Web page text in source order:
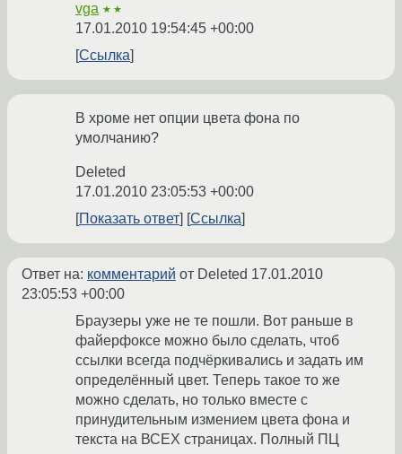
vga ★★
17.01.2010 19:54:45 +00:00
Ссылка
В хроме нет опции цвета фона по
умолчанию?
Deleted
17.01.2010 23:05:53 +00:00
Показать ответ
Ссылка
Ответ на: комментарий от Deleted 17.01.2010
23:05:53 +00:00
Браузеры уже не те пошли. Вот раньше в
файерфоксе можно было сделать, чтоб
ссылки всегда подчёркивались и задать им
определённый цвет. Теперь такое то же
можно сделать, но только вместе с
принудительным измением цвета фона и
текста на ВСЕХ страницах. Полный ПЦ